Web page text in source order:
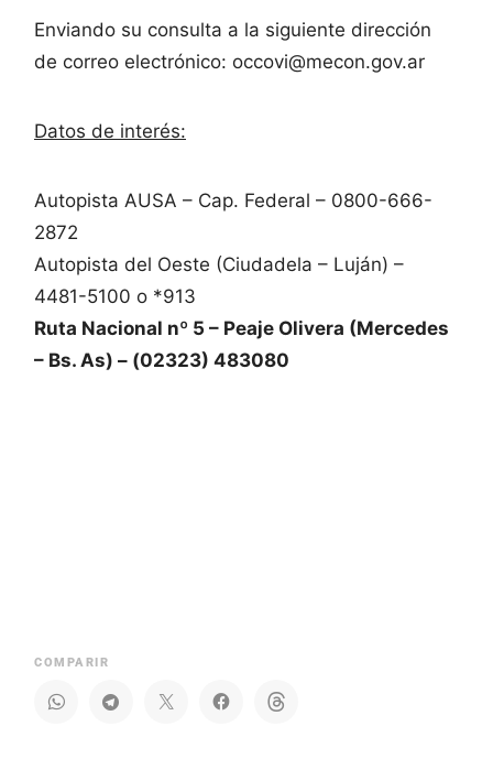
Enviando su consulta a la siguiente dirección
de correo electrónico: occovi@mecon.gov.ar
Datos de interés:
Autopista AUSA – Cap. Federal – 0800-666-
2872
Autopista del Oeste (Ciudadela – Luján) –
4481-5100 o *913
Ruta Nacional nº 5 – Peaje Olivera (Mercedes
– Bs. As) – (02323) 483080
COMPARIR